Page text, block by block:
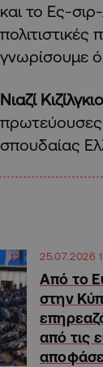
και το Ες-
γνωρίσουμε
Νιαζί
πρωτεύουσες
σπουδαίας
25.07.2026
Από το
στην
από τις